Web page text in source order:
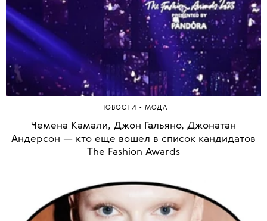
НОВОСТИ • МОДА
Чемена Камали, Джон Гальяно, Джонатан
Андерсон — кто еще вошел в список кандидатов
The Fashion Awards